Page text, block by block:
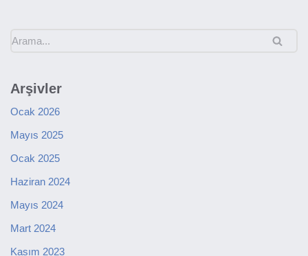
Arşivler
Ocak 2026
Mayıs 2025
Ocak 2025
Haziran 2024
Mayıs 2024
Mart 2024
Kasım 2023